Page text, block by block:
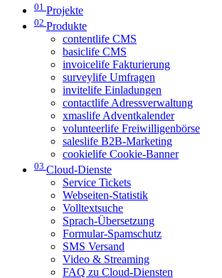
01 Projekte
02 Produkte
contentlife CMS
basiclife CMS
invoicelife Fakturierung
surveylife Umfragen
invitelife Einladungen
contactlife Adressverwaltung
xmaslife Adventkalender
volunteerlife Freiwilligenbörse
saleslife B2B-Marketing
cookielife Cookie-Banner
03 Cloud-Dienste
Service Tickets
Webseiten-Statistik
Volltextsuche
Sprach-Übersetzung
Formular-Spamschutz
SMS Versand
Video & Streaming
FAQ zu Cloud-Diensten